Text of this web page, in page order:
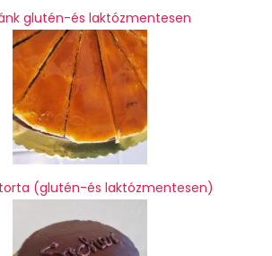
glutén-és laktózmentesen
(glutén-és laktózmentesen)